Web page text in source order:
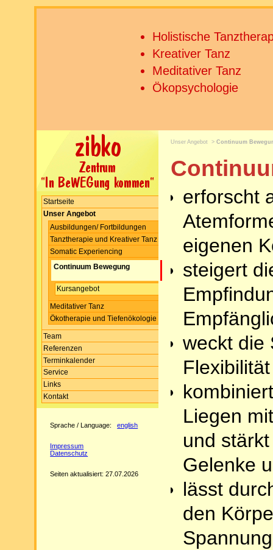
Holistische
Kreativer Tanz
Meditativer Tanz
Ökopsychologie
Startseite
Unser Angebot
Ausbildungen/ Fortbildungen
Tanztherapie und Kreativer Tanz
Somatic Experiencing
Continuum Bewegung
Kursangebot
Meditativer Tanz
Ökotherapie und Tiefenökologie
Team
Referenzen
Terminkalender
Service
Links
Kontakt
Sprache / Language:english
Impressum
Datenschutz
Seiten aktualisiert: 27.07.2026
Unser Angebot > Continuum
erforscht
eigenen
steigert
weckt die
Liegen
und
Gelenke
lässt
den